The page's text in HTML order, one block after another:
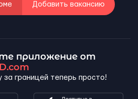
Добавить вакансию
приложение от
за границей теперь просто!